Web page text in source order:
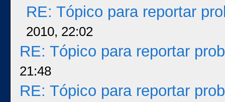
RE: Tópico para reportar
2010, 22:02
RE: Tópico para reportar
21:48
RE: Tópico para reportar